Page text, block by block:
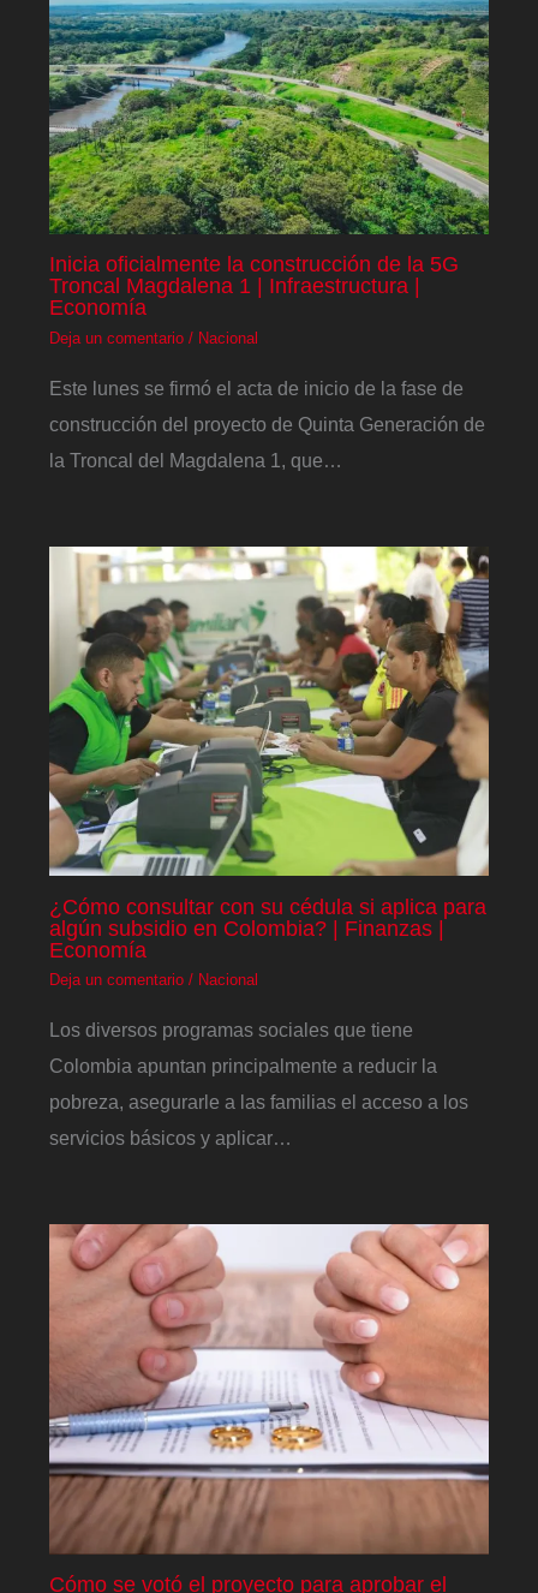
Inicia oficialmente la construcción de la 5G
Troncal Magdalena 1 | Infraestructura |
Economía
Deja un comentario / Nacional
Este lunes se firmó el acta de inicio de la fase de
construcción del proyecto de Quinta Generación de
la Troncal del Magdalena 1, que…
¿Cómo consultar con su cédula si aplica para
algún subsidio en Colombia? | Finanzas |
Economía
Deja un comentario / Nacional
Los diversos programas sociales que tiene
Colombia apuntan principalmente a reducir la
pobreza, asegurarle a las familias el acceso a los
servicios básicos y aplicar…
Cómo se votó el proyecto para aprobar el